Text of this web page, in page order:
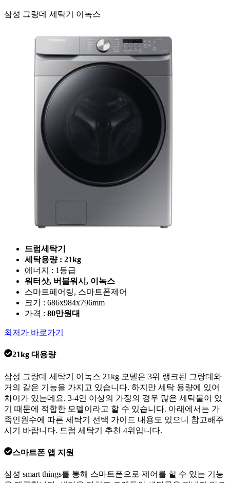
삼성 그랑데 세탁기 이녹스
드럼세탁기
세탁용량 : 21kg
에너지 : 1등급
워터샷, 버블워시, 이녹스
스마트페어링, 스마트폰제어
크기 : 686x984x796mm
가격 : 80만원대
최저가 바로가기
21kg 대용량
삼성 그랑데 세탁기 이녹스 21kg 모델은 3위 랭크된 그랑데와
거의 같은 기능을 가지고 있습니다. 하지만 세탁 용량에 있어
차이가 있는데요. 3-4인 이상의 가정의 경우 많은 세탁물이 있
기 때문에 적합한 모델이라고 할 수 있습니다. 아래에서는 가
족인원수에 따른 세탁기 선택 가이드 내용도 있으니 참고해주
시기 바랍니다. 드럼 세탁기 추천 4위입니다.
스마트폰 앱 지원
삼성 smart things를 통해 스마트폰으로 제어를 할 수 있는 기능